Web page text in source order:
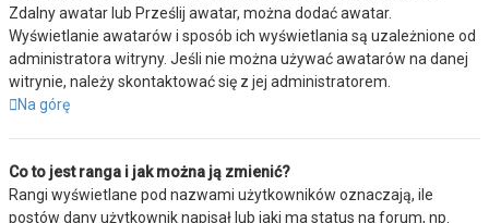
Zdalny awatar lub Prześlij awatar, można dodać awatar.
Wyświetlanie awatarów i sposób ich wyświetlania są uzależnione od
administratora witryny. Jeśli nie można używać awatarów na danej
witrynie, należy skontaktować się z jej administratorem.
Na górę
Co to jest ranga i jak można ją zmienić?
Rangi wyświetlane pod nazwami użytkowników oznaczają, ile
postów dany użytkownik napisał lub jaki ma status na forum, np.